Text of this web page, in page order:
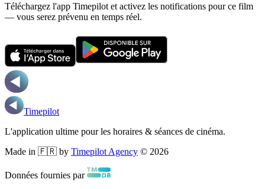
Téléchargez l'app Timepilot et activez les notifications pour ce film
— vous serez prévenu en temps réel.
Timepilot
L'application ultime pour les horaires & séances de cinéma.
Made in 🇫🇷 by Timepilot Agency © 2026
Données fournies par